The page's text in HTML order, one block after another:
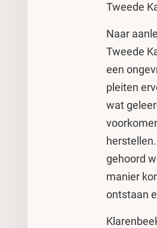
Tweede
Naar
Tweede
een
pleiten
wat
gehoord
manier
ontstaan